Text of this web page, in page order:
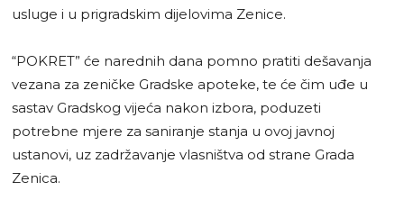
usluge i u prigradskim dijelovima Zenice.
“POKRET” će narednih dana pomno pratiti dešavanja
vezana za zeničke Gradske apoteke, te će čim uđe u
sastav Gradskog vijeća nakon izbora, poduzeti
potrebne mjere za saniranje stanja u ovoj javnoj
ustanovi, uz zadržavanje vlasništva od strane Grada
Zenica.